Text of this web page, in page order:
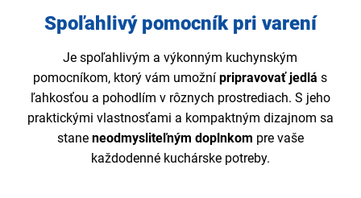
Spoľahlivý pomocník pri varení
Je spoľahlivým a výkonným kuchynským
pomocníkom, ktorý vám umožní pripravovať jedlá s
ľahkosťou a pohodlím v rôznych prostrediach. S jeho
praktickými vlastnosťami a kompaktným dizajnom sa
stane neodmysliteľným doplnkom pre vaše
každodenné kuchárske potreby.